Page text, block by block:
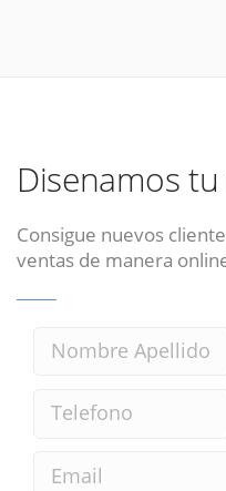
Disenamos
Consigue nuevos
ventas de manera